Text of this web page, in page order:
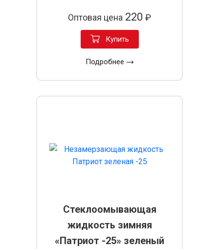
Оптовая цена 220 ₽
Купить
Подробнее
Стеклоомывающая
жидкость зимняя
«Патриот -25» зеленый